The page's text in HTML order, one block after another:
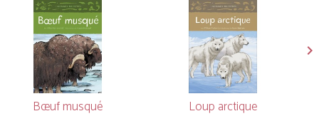
Bœuf musqué Loup arctique